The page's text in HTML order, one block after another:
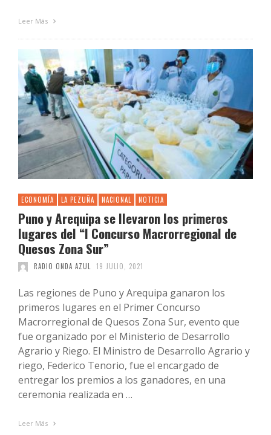
Leer Más
ECONOMÍA LA PEZUÑA NACIONAL NOTICIA
Puno y Arequipa se llevaron los primeros
lugares del “I Concurso Macrorregional de
Quesos Zona Sur”
RADIO ONDA AZUL 19 JULIO, 2021
Las regiones de Puno y Arequipa ganaron los
primeros lugares en el Primer Concurso
Macrorregional de Quesos Zona Sur, evento que
fue organizado por el Ministerio de Desarrollo
Agrario y Riego. El Ministro de Desarrollo Agrario y
riego, Federico Tenorio, fue el encargado de
entregar los premios a los ganadores, en una
ceremonia realizada en …
Leer Más